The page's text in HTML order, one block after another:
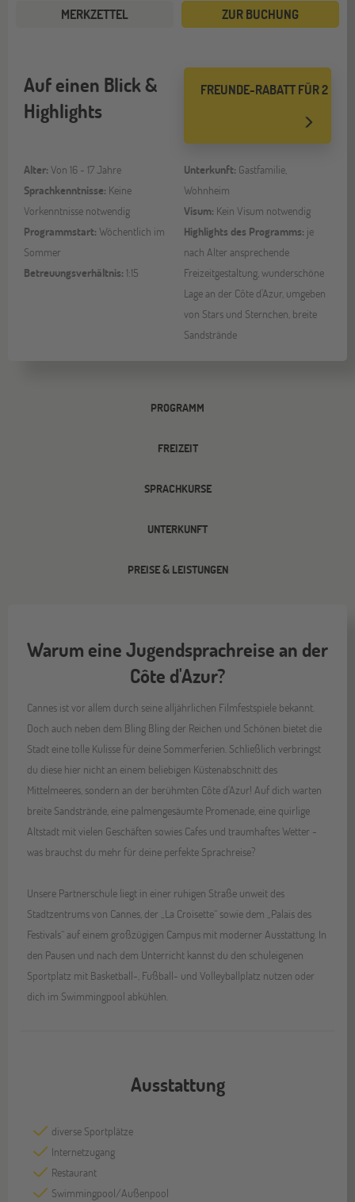
MERKZETTEL ZUR BUCHUNG
FREUNDE-RABATT FÜR 2
Auf einen Blick &
Highlights
Alter: Von 16 - 17 Jahre
Sprachkenntnisse: Keine
Vorkenntnisse notwendig
Programmstart: Wöchentlich im
Sommer
Betreuungsverhältnis: 1:15
Unterkunft: Gastfamilie,
Wohnheim
Visum: Kein Visum notwendig
Highlights des Programms: je
nach Alter ansprechende
Freizeitgestaltung, wunderschöne
Lage an der Côte d'Azur, umgeben
von Stars und Sternchen, breite
Sandstrände
PROGRAMM
FREIZEIT
SPRACHKURSE
UNTERKUNFT
PREISE & LEISTUNGEN
Warum eine Jugendsprachreise an der
Côte d'Azur?
Cannes ist vor allem durch seine alljährlichen Filmfestspiele bekannt.
Doch auch neben dem Bling Bling der Reichen und Schönen bietet die
Stadt eine tolle Kulisse für deine Sommerferien. Schließlich verbringst
du diese hier nicht an einem beliebigen Küstenabschnitt des
Mittelmeeres, sondern an der berühmten Côte d'Azur! Auf dich warten
breite Sandstrände, eine palmengesäumte Promenade, eine quirlige
Altstadt mit vielen Geschäften sowies Cafes und traumhaftes Wetter -
was brauchst du mehr für deine perfekte Sprachreise?
Unsere Partnerschule liegt in einer ruhigen Straße unweit des
Stadtzentrums von Cannes, der „La Croisette“ sowie dem „Palais des
Festivals“ auf einem großzügigen Campus mit moderner Ausstattung. In
den Pausen und nach dem Unterricht kannst du den schuleigenen
Sportplatz mit Basketball-, Fußball- und Volleyballplatz nutzen oder
dich im Swimmingpool abkühlen.
Ausstattung
diverse Sportplätze
Internetzugang
Restaurant
Swimmingpool/Außenpool